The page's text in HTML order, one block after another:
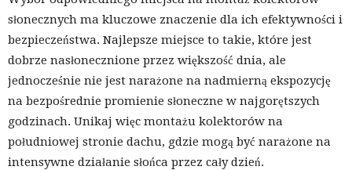
słonecznych ma kluczowe znaczenie dla ich efektywności i
bezpieczeństwa. Najlepsze miejsce to takie, które jest
dobrze nasłonecznione przez większość dnia, ale
jednocześnie nie jest narażone na nadmierną ekspozycję
na bezpośrednie promienie słoneczne w najgorętszych
godzinach. Unikaj więc montażu kolektorów na
południowej stronie dachu, gdzie mogą być narażone na
intensywne działanie słońca przez cały dzień.